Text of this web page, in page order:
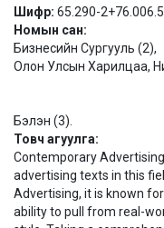
Шифр: 65.290-2+76.006.5
Номын сан:
Бизнесийн Сургууль (2),
Олон Улсын Харилцаа,
Бэлэн (3).
Товч агуулга:
Contemporary
advertising texts in this
Advertising, it is known
ability to pull from real-